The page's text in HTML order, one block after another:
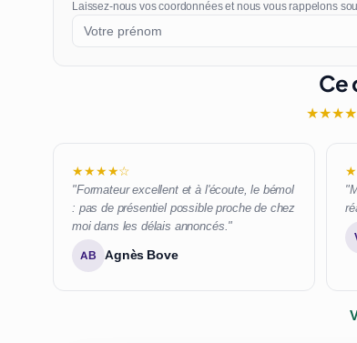
Laissez-nous vos coordonnées et nous vous rappelons
Ce
★★★★
★★★★☆
"Formateur excellent et à l'écoute, le bémol
: pas de présentiel possible proche de chez
moi dans les délais annoncés."
AB Agnès Bove